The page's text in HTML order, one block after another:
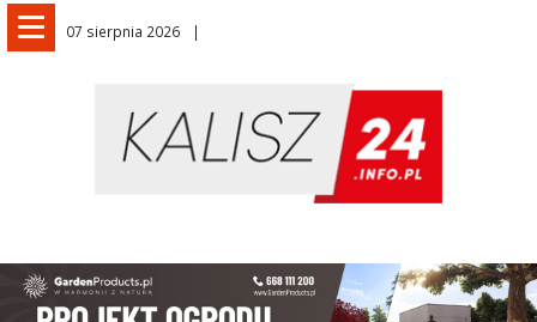
07 sierpnia 2026